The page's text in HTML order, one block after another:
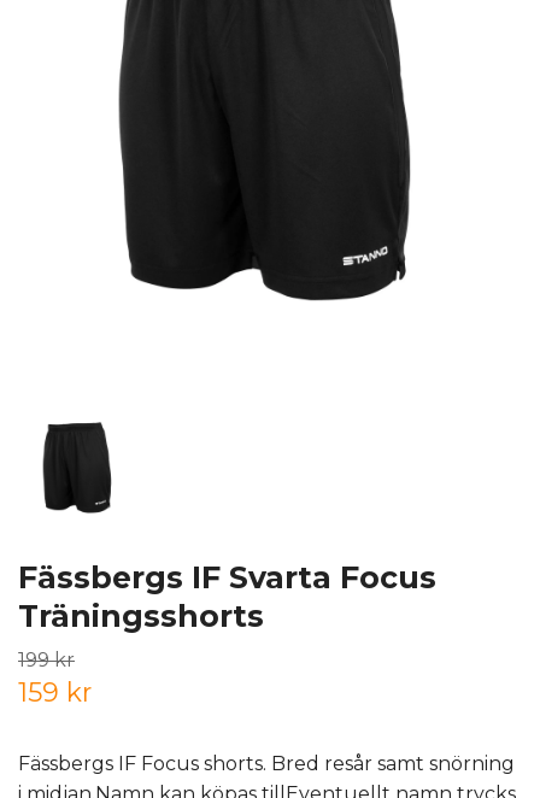
Fässbergs IF Svarta Focus
Träningsshorts
199 kr
159 kr
Fässbergs IF Focus shorts. Bred resår samt snörning